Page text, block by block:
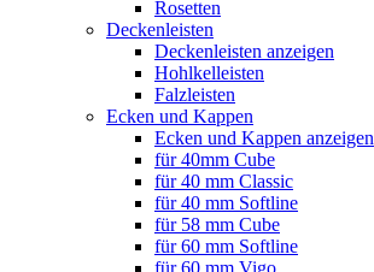
Rosetten
Deckenleisten
Deckenleisten anzeigen
Hohlkelleisten
Falzleisten
Ecken und Kappen
Ecken und Kappen anzeigen
für 40mm Cube
für 40 mm Classic
für 40 mm Softline
für 58 mm Cube
für 60 mm Softline
für 60 mm Vigo